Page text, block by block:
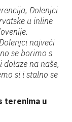
Dolenjci
u inline
najveći
se borimo s
na naše,
si i stalno se
terenima u